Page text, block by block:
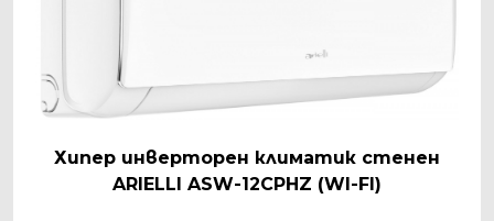
Хипер инверторен климатик стенен
ARIELLI ASW-12CPHZ (WI-FI)